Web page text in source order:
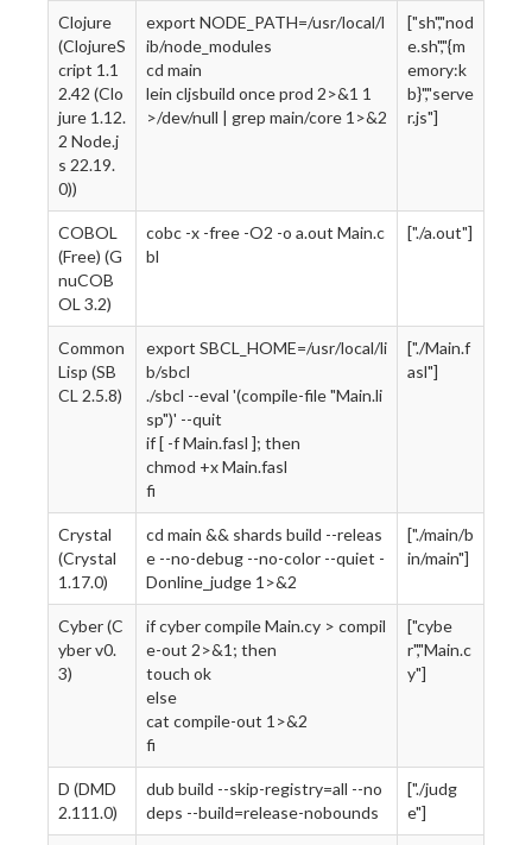
Clojure
(ClojureS
cript 1.1
2.42 (Clo
jure 1.12.
2 Node.j
s 22.19.
0))
export NODE_PATH=/usr/local/l
ib/node_modules
cd main
lein cljsbuild once prod 2>&1 1
>/dev/null | grep main/core 1>&2
["sh","nod
e.sh","{m
emory:k
b}","serve
r.js"]
COBOL
(Free) (G
nuCOB
OL 3.2)
cobc -x -free -O2 -o a.out Main.c
bl
["./a.out"]
Common
Lisp (SB
CL 2.5.8)
export SBCL_HOME=/usr/local/li
b/sbcl
./sbcl --eval '(compile-file "Main.li
sp")' --quit
if [ -f Main.fasl ]; then
chmod +x Main.fasl
fi
["./Main.f
asl"]
Crystal
(Crystal
1.17.0)
cd main && shards build --releas
e --no-debug --no-color --quiet -
Donline_judge 1>&2
["./main/b
in/main"]
Cyber (C
yber v0.
3)
if cyber compile Main.cy > compil
e-out 2>&1; then
touch ok
else
cat compile-out 1>&2
fi
["cybe
r","Main.c
y"]
D (DMD
2.111.0)
dub build --skip-registry=all --no
deps --build=release-nobounds
["./judg
e"]